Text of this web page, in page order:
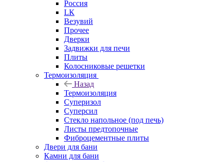
Россия
LК
Везувий
Прочее
Дверки
Задвижки для печи
Плиты
Колосниковые решетки
Термоизоляция
Назад
Термоизоляция
Суперизол
Суперсил
Стекло напольное (под печь)
Листы предтопочные
Фиброцементные плиты
Двери для бани
Камни для бани